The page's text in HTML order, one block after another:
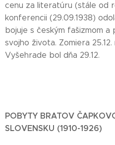
cenu za literatúru (stále od
konferencii (29.09.1938)
bojuje s českým fašizmom
svojho života. Zomiera
Vyšehrade bol dňa 29.12.
POBYTY BRATOV
SLOVENSKU (1910-1926)